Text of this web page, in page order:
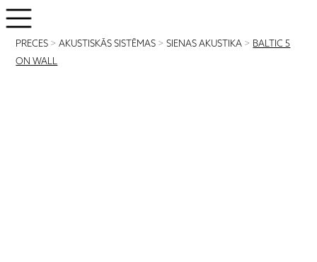
PRECES >AKUSTISKĀS SISTĒMAS >SIENAS AKUSTIKA > BALTIC 5
ON WALL